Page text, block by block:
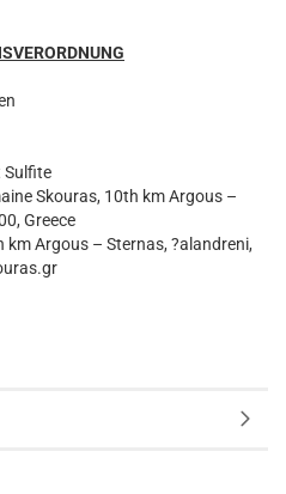
Sulfite
Skouras, 10th km Argous –
Greece
Argous – Sternas, ?alandreni,